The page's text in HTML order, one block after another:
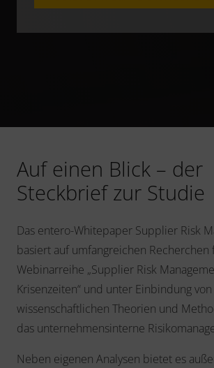
Auf einen Blick – der
Steckbrief zur Studie
Das entero-Whitepaper Supplier Risk
basiert auf umfangreichen
Webinarreihe „Supplier Risk
Krisenzeiten“ und unter Einbindung von
wissenschaftlichen Theorien und
das unternehmensinterne
Neben eigenen Analysen bietet es